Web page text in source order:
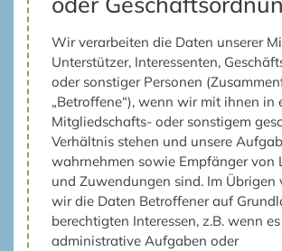
Wir verarbeiten die Daten unserer
Unterstützer, Interessenten,
oder sonstiger Personen
„Betroffene“), wenn wir mit ihnen in
Mitgliedschafts- oder sonstigem
Verhältnis stehen und unsere
wahrnehmen sowie Empfänger von
und Zuwendungen sind. Im Übrigen
wir die Daten Betroffener auf
berechtigten Interessen, z.B. wenn
administrative Aufgaben oder